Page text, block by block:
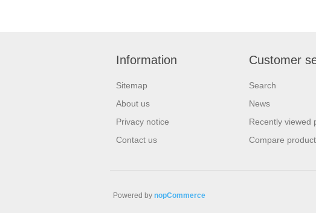
Information
Sitemap
About us
Privacy notice
Contact us
Customer
Search
News
Recently viewed
Compare
Powered by nopCommerce